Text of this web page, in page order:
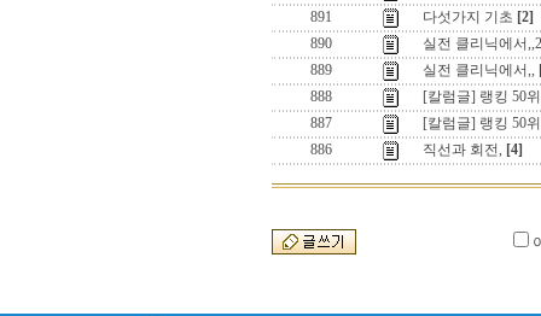
891
다섯가지 기초 [2]
890
실전 클리닉에서,,2
889
실전 클리닉에서,,
888
[칼럼글] 랭킹 50
887
[칼럼글] 랭킹 50
886
직선과 회전, [4]